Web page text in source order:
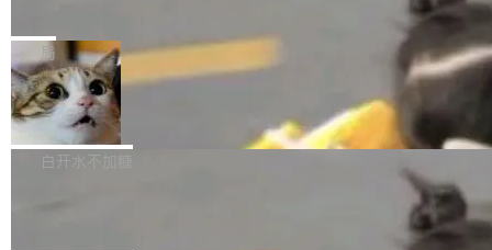
是把这段空隙补上。 回退到任何一次编辑：Delt
aDB 捕获 commit 之间的每一次操作，...
微软同期总资本开支的四成。 与亚马逊、Alpha
bet、微软以及 Meta 等传统科技巨头相比，Spa
ceXAI的资金消耗速度尤为引人瞩目。然而，支
撑庞大支出的资金来源却呈现出截然不同的面
貌。数据显示，微软和 Meta 主要依托充沛的经
一个在终端里运行的编程 agent；Muse Spark
1.2，驱动这个 agent 的新模型。一句话概括：
你可以用 curl -fsSL https://dev.meta.ai/install.
sh | bash 安装一个能在大项目里自动规划、写
代码、验证结果的 AI 终端工具。 据介绍，Muse
局
美团开源 LoHoSearch，用知识图谱校
准 AI 能力认知
机器出题的前提，是让机器拥有全局视野。整个
构建流程可以分为四个环节：建图 → 控制难度
白开水不加糖